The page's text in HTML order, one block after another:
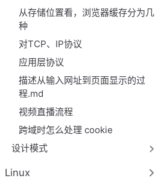
从存储位置看，浏览器缓存分为几
种
对TCP、IP协议
应用层协议
描述从输入网址到页面显示的过
程.md
视频直播流程
跨域时怎么处理 cookie
设计模式
Linux